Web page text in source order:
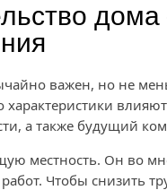
важен, но не
а также будущий
местность. Он во
Чтобы снизить